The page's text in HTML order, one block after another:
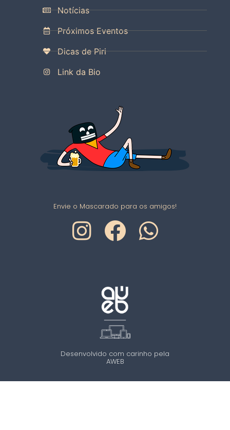
Notícias
Próximos Eventos
Dicas de Piri
Link da Bio
Envie o Mascarado para os amigos!
Desenvolvido com carinho pela
AWEB